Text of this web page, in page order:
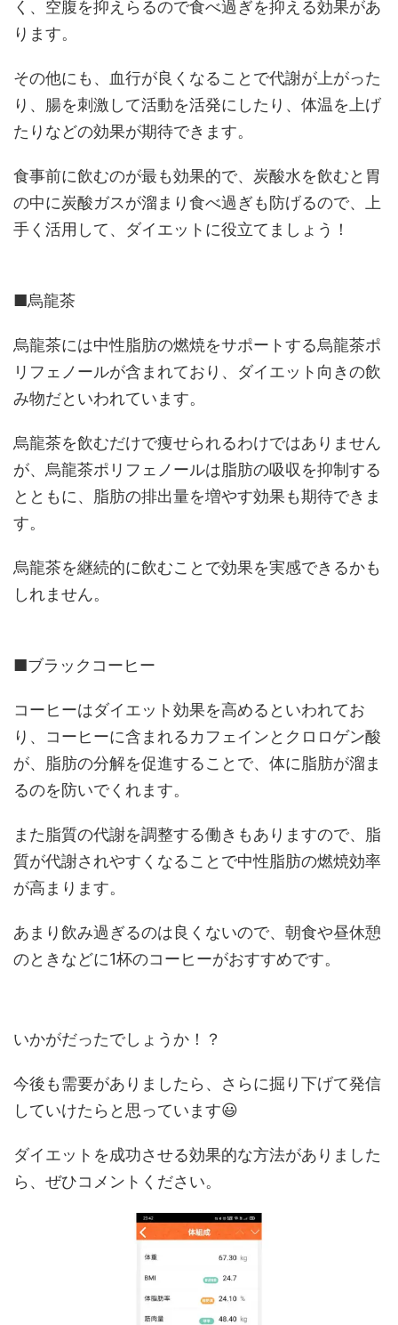
く、空腹を抑えらるので食べ過ぎを抑える効果があ
ります。
その他にも、血行が良くなることで代謝が上がった
り、腸を刺激して活動を活発にしたり、体温を上げ
たりなどの効果が期待できます。
食事前に飲むのが最も効果的で、炭酸水を飲むと胃
の中に炭酸ガスが溜まり食べ過ぎも防げるので、上
手く活用して、ダイエットに役立てましょう！
■烏龍茶
烏龍茶には中性脂肪の燃焼をサポートする烏龍茶ポ
リフェノールが含まれており、ダイエット向きの飲
み物だといわれています。
烏龍茶を飲むだけで痩せられるわけではありません
が、烏龍茶ポリフェノールは脂肪の吸収を抑制する
とともに、脂肪の排出量を増やす効果も期待できま
す。
烏龍茶を継続的に飲むことで効果を実感できるかも
しれません。
■ブラックコーヒー
コーヒーはダイエット効果を高めるといわれてお
り、コーヒーに含まれるカフェインとクロロゲン酸
が、脂肪の分解を促進することで、体に脂肪が溜ま
るのを防いでくれます。
また脂質の代謝を調整する働きもありますので、脂
質が代謝されやすくなることで中性脂肪の燃焼効率
が高まります。
あまり飲み過ぎるのは良くないので、朝食や昼休憩
のときなどに1杯のコーヒーがおすすめです。
いかがだったでしょうか！？
今後も需要がありましたら、さらに掘り下げて発信
していけたらと思っています😃
ダイエットを成功させる効果的な方法がありました
ら、ぜひコメントください。